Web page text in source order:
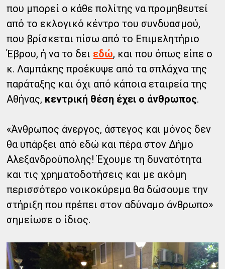
που μπορεί ο κάθε πολίτης να προμηθευτεί
από το εκλογικό κέντρο του συνδυασμού,
που βρίσκεται πίσω από το Επιμελητήριο
Έβρου, ή να το δει εδώ, και που όπως είπε ο
κ. Λαμπάκης προέκυψε από τα σπλάχνα της
παράταξης και όχι από κάποια εταιρεία της
Αθήνας, κεντρική θέση έχει ο άνθρωπος.
«Άνθρωπος άνεργος, άστεγος και μόνος δεν
θα υπάρξει από εδώ και πέρα στον Δήμο
Αλεξανδρούπολης! Έχουμε τη δυνατότητα
και τις χρηματοδοτήσεις και με ακόμη
περισσότερο νοικοκύρεμα θα δώσουμε την
στήριξη που πρέπει στον αδύναμο άνθρωπο»
σημείωσε ο ίδιος.